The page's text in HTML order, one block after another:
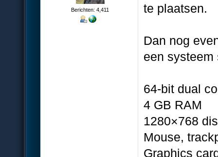
Berichten: 4,411
te plaatsen.
Dan nog
een systeem
64-bit dual
4 GB RAM
1280×768
Mouse,
Graphics